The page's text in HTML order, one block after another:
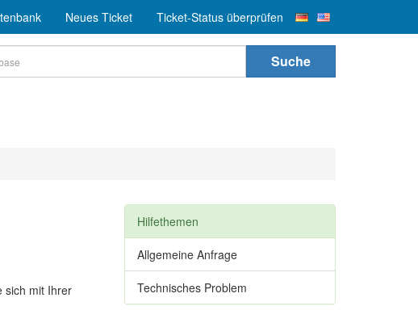
Neues Ticket Ticket-Status überprüfen
Suche
sich mit Ihrer
Hilfethemen
Allgemeine Anfrage
Technisches Problem